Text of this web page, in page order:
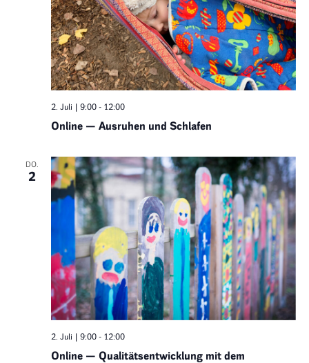
2. Juli | 9:00- 12:00
Online — Ausruhen und Schlafen
DO.
2
2. Juli | 9:00- 12:00
Online — Qualitätsentwicklung mit dem